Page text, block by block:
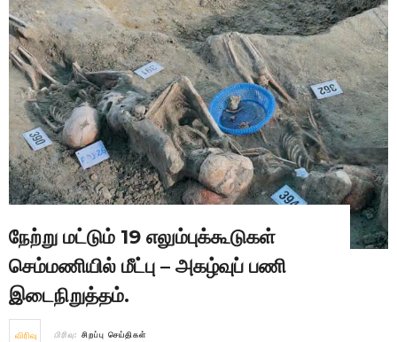
நேற்று மட்டும் 19 எலும்புக்கூடுகள்
செம்மணியில் மீட்பு – அகழ்வுப் பணி
இடைநிறுத்தம்.
விரிவு பிரிவு: சிறப்பு செய்திகள்